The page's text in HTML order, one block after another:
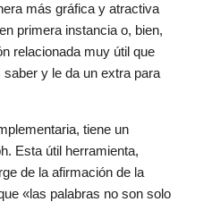
más gráfica y atractiva
primera instancia o, bien,
relacionada muy útil que
y le da un extra para
tiene un
Esta útil herramienta,
de la afirmación de la
«las palabras no son solo